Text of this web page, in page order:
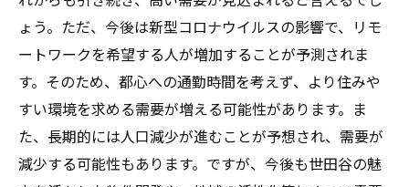
ょう。ただ、今後は新型コロナウイルスの影響で、リモ
ートワークを希望する人が増加することが予測されま
す。そのため、都心への通勤時間を考えず、より住みや
すい環境を求める需要が増える可能性があります。ま
た、長期的には人口減少が進むことが予想され、需要が
減少する可能性もあります。ですが、今後も世田谷の魅